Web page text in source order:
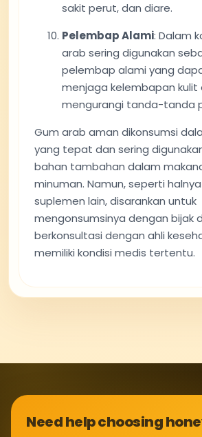
sakit perut, dan diare.
Pelembap Alami: Dalam
arab sering digunakan
pelembap alami yang
menjaga kelembapan kulit
mengurangi tanda-tanda
Gum arab aman dikonsumsi
yang tepat dan sering
bahan tambahan dalam
minuman. Namun, seperti
suplemen lain, disarankan untuk
mengonsumsinya dengan bijak
berkonsultasi dengan ahli
memiliki kondisi medis tertentu.
Need help choosing